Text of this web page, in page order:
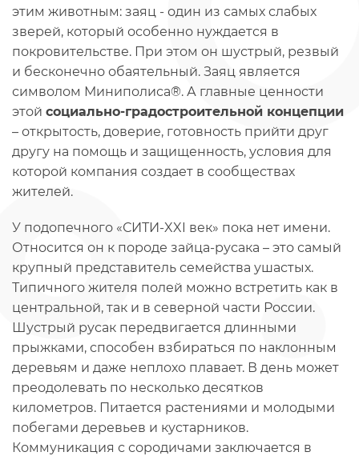
этим животным: заяц - один из самых слабых
зверей, который особенно нуждается в
покровительстве. При этом он шустрый, резвый
и бесконечно обаятельный. Заяц является
символом Миниполиса®. А главные ценности
этой социально-градостроительной концепции
– открытость, доверие, готовность прийти друг
другу на помощь и защищенность, условия для
которой компания создает в сообществах
жителей.
У подопечного «СИТИ-XXI век» пока нет имени.
Относится он к породе зайца-русака – это самый
крупный представитель семейства ушастых.
Типичного жителя полей можно встретить как в
центральной, так и в северной части России.
Шустрый русак передвигается длинными
прыжками, способен взбираться по наклонным
деревьям и даже неплохо плавает. В день может
преодолевать по несколько десятков
километров. Питается растениями и молодыми
побегами деревьев и кустарников.
Коммуникация с сородичами заключается в